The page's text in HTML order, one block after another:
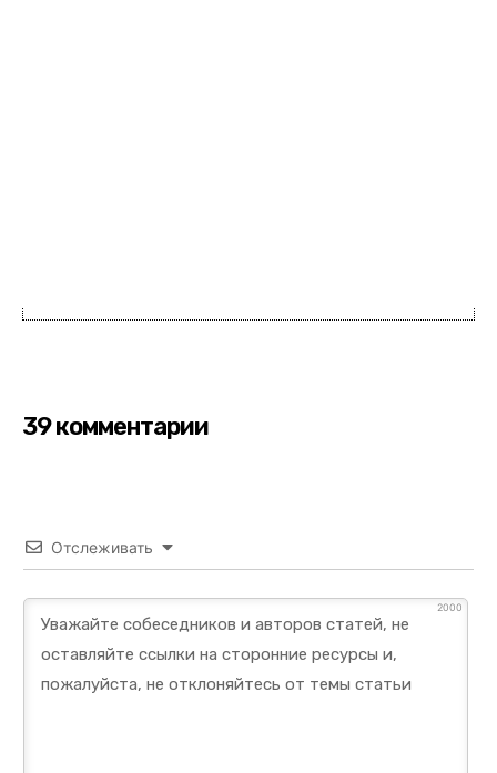
39 комментарии
Отслеживать
2000